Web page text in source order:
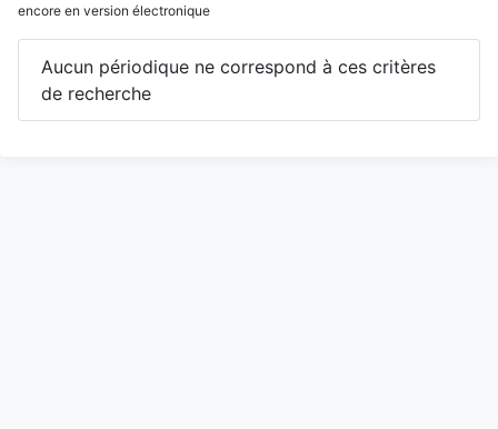
encore en version électronique
Aucun périodique ne correspond à ces critères
de recherche